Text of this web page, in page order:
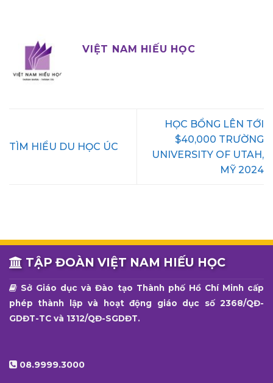
VIỆT NAM HIẾU HỌC
TÌM HIỂU DU HỌC ÚC
HỌC BỔNG LÊN TỚI
$40,000 TRƯỜNG
UNIVERSITY OF UTAH,
MỸ 2024
TẬP ĐOÀN VIỆT NAM HIẾU HỌC
Sở Giáo dục và Đào tạo Thành phố Hồ Chí Minh cấp
phép thành lập và hoạt động giáo dục số 2368/QĐ-
GDĐT-TC và 1312/QĐ-SGDĐT.
08.9999.3000